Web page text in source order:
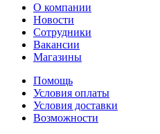
О компании
Новости
Сотрудники
Вакансии
Магазины
Помощь
Условия оплаты
Условия доставки
Возможности